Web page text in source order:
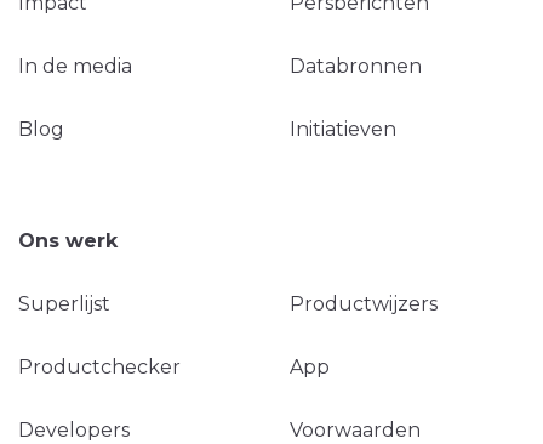
In de media Databronnen
Blog Initiatieven
Ons werk
Superlijst Productwijzers
Productchecker App
Developers Voorwaarden